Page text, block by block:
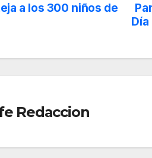
a los 300 niños de
Redaccion